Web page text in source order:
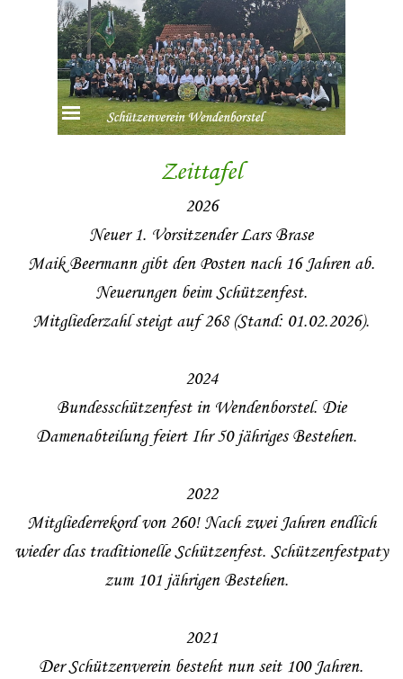
Direkt zum Seiteninhalt
Menü überspringen
Zeittafel
2026
Neuer 1. Vorsitzender Lars Brase
Maik Beermann gibt den Posten nach 16 Jahren ab.
Neuerungen beim Schützenfest.
Mitgliederzahl steigt auf 268 (Stand: 01.02.2026).
2024
Bundesschützenfest in Wendenborstel. Die
Damenabteilung feiert Ihr 50 jähriges Bestehen.
2022
Mitgliederrekord von 260! Nach zwei Jahren endlich
wieder das traditionelle Schützenfest. Schützenfestpaty
zum 101 jährigen Bestehen.
2021
Der Schützenverein besteht nun seit 100 Jahren.